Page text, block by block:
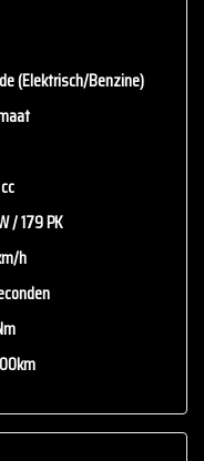
(Elektrisch/Benzine)
/ 179 PK
h